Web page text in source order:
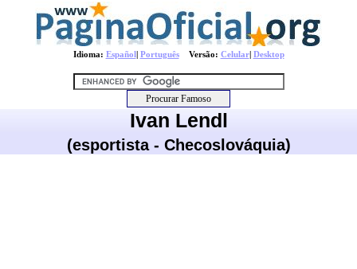
Idioma: Español| PortuguêsVersão: Celular| Desktop
Ivan Lendl
(esportista - Checoslováquia)